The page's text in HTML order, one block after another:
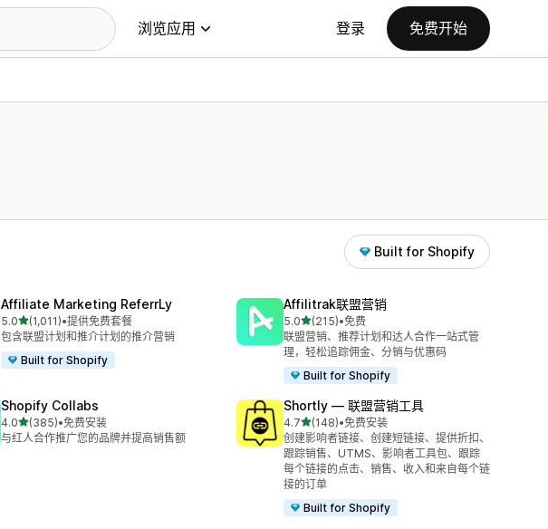
浏览应用 登录 免费开始
Built for Shopify
Affiliate Marketing ReferrLy
5.0星（满分 5 星）
(1,011)
总共 1011 条评论
•提供免费套餐
包含联盟计划和推介计划的推介营销
Built for Shopify
Affilitrak联盟营销
5.0星（满分 5 星）
(215)
总共 215 条评论
•免费
联盟营销、推荐计划和达人合作一站式管
理，轻松追踪佣金、分销与优惠码
Built for Shopify
Shopify Collabs
4.0星（满分 5 星）
(385)
总共 385 条评论
•免费安装
与红人合作推广您的品牌并提高销售额
Shortly — 联盟营销工具
4.7星（满分 5 星）
(148)
总共 148 条评论
•免费安装
创建影响者链接、创建短链接、提供折扣、
跟踪销售、UTMS、影响者工具包、跟踪
每个链接的点击、销售、收入和来自每个链
接的订单
Built for Shopify